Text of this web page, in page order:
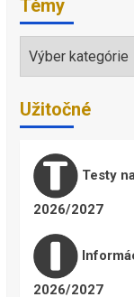
Témy
Témy
Užitočné
Testy
2026/2027
2026/2027